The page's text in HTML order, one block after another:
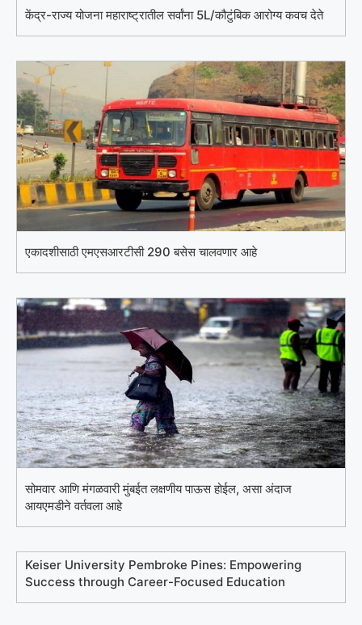
केंद्र-राज्य योजना महाराष्ट्रातील सर्वांना 5L/कौटुंबिक आरोग्य कवच देते
एकादशीसाठी एमएसआरटीसी 290 बसेस चालवणार आहे
सोमवार आणि मंगळवारी मुंबईत लक्षणीय पाऊस होईल, असा अंदाज
आयएमडीने वर्तवला आहे
Keiser University Pembroke Pines: Empowering
Success through Career-Focused Education